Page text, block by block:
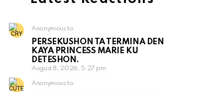
Anonymous to
PERSEKUSHON TA TERMINA DEN
KAYA PRINCESS MARIE KU
DETESHON.
August 8, 2026, 5:27 pm
Anonymous to